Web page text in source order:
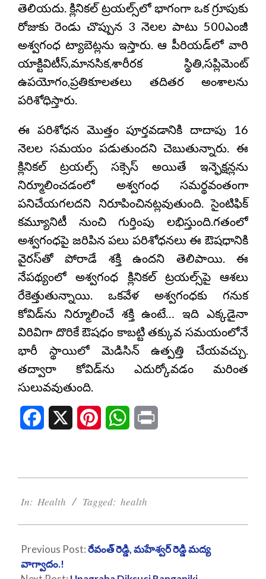
తెలియదు. క్లినికల్ ట్రయల్స్‌లో భాగంగా ఒక గ్రూపుకు
రోజుకు రెండు చొప్పున 3 నెలల పాటు 500ఎంజీ
అశ్వగంధ ట్యాబెట్లను ఇస్తారు. ఆ పీరియడ్‌లో వారి
యాక్టివిటీస్,మానసిక,శారీరక స్థితి,సప్లిమెంట్
ఉపయోగం,ప్రతికూలతలు తదితర అంశాలను
పరిశోధిస్తారు.
ఈ పరిశోధన మొత్తం పూర్తవడానికి దాదాపు 16
నెలల సమయం పడుతుందని చెబుతున్నారు. ఈ
క్లినికల్ ట్రయల్స్‌ సక్సెస్ అయితే ఇన్ఫెక్షన్లను
నిర్మూలించడంలో అశ్వగంధ సమర్థవంతంగా
పనిచేయగలదని నిరూపించినట్లవుతుంది. సైంటిఫిక్
కమ్యూనిటీ నుంచి గుర్తింపు లభిస్తుంది.గతంలో
అశ్వగంధపై జరిపిన పలు పరిశోధనలు ఈ ఔషధానికి
వైరస్‌తో పోరాడే శక్తి ఉందని తెలిపాయి. ఈ
నేపథ్యంలో అశ్వగంధ క్లినికల్ ట్రయల్స్‌పై ఆశలు
రేకెత్తుతున్నాయి. ఒకవేళ అశ్వగంధకు గనుక
కోవిడ్‌ను నిర్మూలించే శక్తి ఉంటే… ఇది ఎక్కడైనా
విరివిగా దొరికే ఔషధం కాబట్టి తక్కువ సమయంలోనే
భారీ స్థాయిలో మెడిసిన్ ఉత్పత్తి చేయవచ్చు.
తద్వారా కోవిడ్‌ను ఎదుర్కోవడం మరింత
సులువవుతుంది.
Facebook PinterestWhatsApp
08-
In: Health Tagged: health
Previous Post:రేవంత్ రెడ్డి, మహేశ్వర్ రెడ్డి మద్య
వాగ్వాదం.!